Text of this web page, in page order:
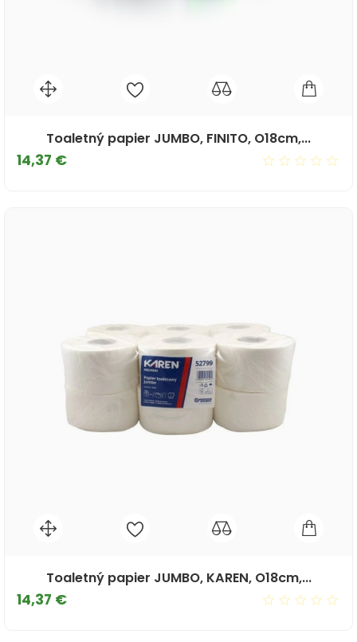
Toaletný papier JUMBO, FINITO, O18cm,...
14,37 €Cena
Toaletný papier JUMBO, KAREN, O18cm,...
14,37 €Cena